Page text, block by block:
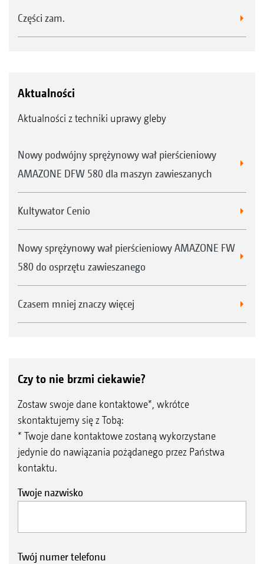
Części zam.
Aktualności
Aktualności z techniki uprawy gleby
Nowy podwójny sprężynowy wał pierścieniowy
AMAZONE DFW 580 dla maszyn zawieszanych
Kultywator Cenio
Nowy sprężynowy wał pierścieniowy AMAZONE FW
580 do osprzętu zawieszanego
Czasem mniej znaczy więcej
Czy to nie brzmi ciekawie?
Zostaw swoje dane kontaktowe*, wkrótce
skontaktujemy się z Tobą:
* Twoje dane kontaktowe zostaną wykorzystane
jedynie do nawiązania pożądanego przez Państwa
kontaktu.
Twoje nazwisko
Twój numer telefonu